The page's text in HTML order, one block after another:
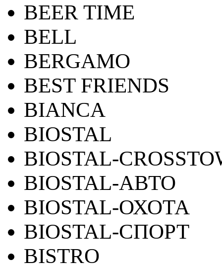
BEER TIME
BELL
BERGAMO
BEST FRIENDS
BIANCA
BIOSTAL
BIOSTAL-
BIOSTAL-АВТО
BIOSTAL-ОХОТА
BIOSTAL-СПОРТ
BISTRO